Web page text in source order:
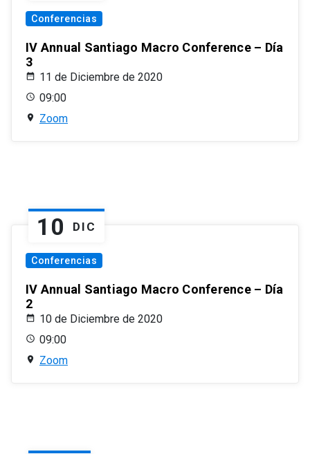
Conferencias
IV Annual Santiago Macro Conference – Día
3
11 de Diciembre de 2020
09:00
Zoom
10 DIC
Conferencias
IV Annual Santiago Macro Conference – Día
2
10 de Diciembre de 2020
09:00
Zoom